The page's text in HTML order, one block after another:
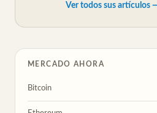
Ver todos sus artículos
MERCADO AHORA
Bitcoin